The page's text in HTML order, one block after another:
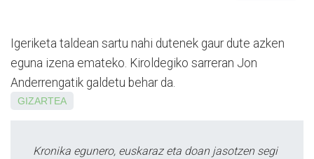
Igeriketa taldean sartu nahi dutenek gaur dute azken
eguna izena emateko. Kirol­degiko sarreran Jon
Anderren­gatik galdetu behar da.
GIZARTEA
Kronika egunero, euskaraz eta doan jasotzen segi